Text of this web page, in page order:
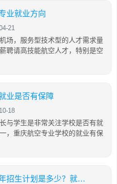
业就业方向
21
场，服务型技术型的人才需求量
聘请高技能航空人才，特别是空
业是否有保障
18
与学生是非常关注学校是否有就
，重庆航空专业学校的就业有保
成都市铁路技术学校2025年招生计划是多少？就业升学情况怎么样